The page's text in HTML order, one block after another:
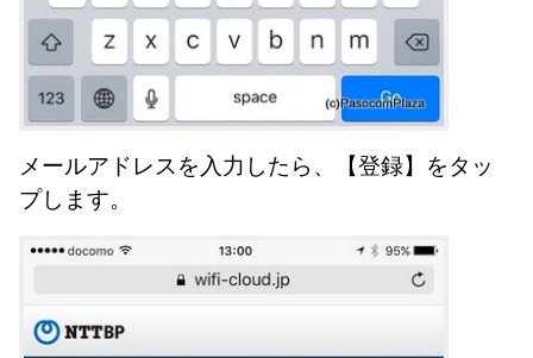
メールアドレスを入力したら、【登録】をタッ
プします。